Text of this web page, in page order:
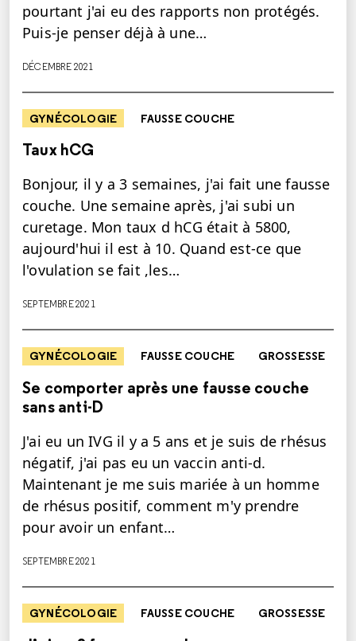
pourtant j'ai eu des rapports non protégés.
Puis-je penser déjà à une…
DÉCEMBRE 2021
GYNÉCOLOGIE FAUSSE COUCHE
Taux hCG
Bonjour, il y a 3 semaines, j'ai fait une fausse
couche. Une semaine après, j'ai subi un
curetage. Mon taux d hCG était à 5800,
aujourd'hui il est à 10. Quand est-ce que
l'ovulation se fait ,les…
SEPTEMBRE 2021
GYNÉCOLOGIE FAUSSE COUCHE GROSSESSE
Se comporter après une fausse couche
sans anti-D
J'ai eu un IVG il y a 5 ans et je suis de rhésus
négatif, j'ai pas eu un vaccin anti-d.
Maintenant je me suis mariée à un homme
de rhésus positif, comment m'y prendre
pour avoir un enfant…
SEPTEMBRE 2021
GYNÉCOLOGIE FAUSSE COUCHE GROSSESSE